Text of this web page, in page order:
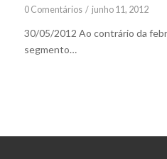
0 Comentários / junho 11, 2012
30/05/2012 Ao contrário da
segmento…